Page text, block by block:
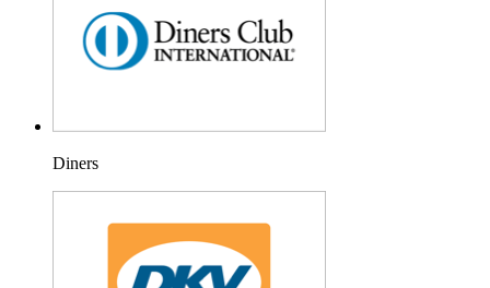
Diners